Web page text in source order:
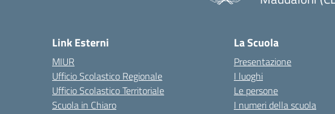
Link Esterni
MIUR
Ufficio Scolastico Regionale
Ufficio Scolastico Territoriale
Scuola in Chiaro
La Scuola
Presentazione
I luoghi
Le persone
I numeri della scuola